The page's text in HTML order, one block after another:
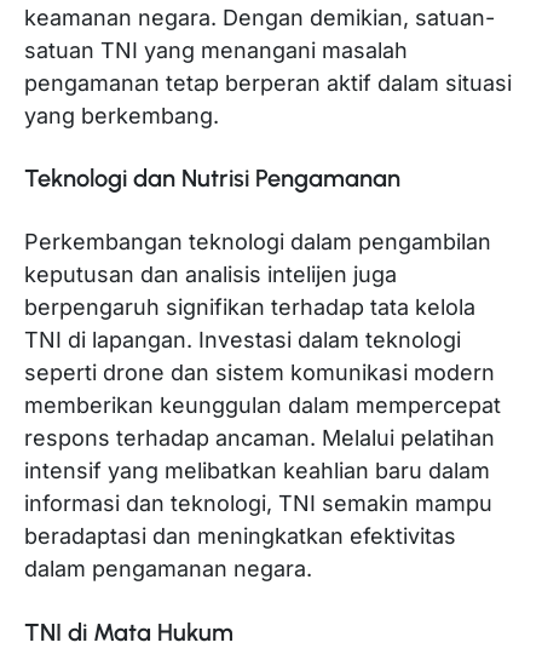
keamanan negara. Dengan demikian, satuan-
satuan TNI yang menangani masalah
pengamanan tetap berperan aktif dalam situasi
yang berkembang.
Teknologi dan Nutrisi Pengamanan
Perkembangan teknologi dalam pengambilan
keputusan dan analisis intelijen juga
berpengaruh signifikan terhadap tata kelola
TNI di lapangan. Investasi dalam teknologi
seperti drone dan sistem komunikasi modern
memberikan keunggulan dalam mempercepat
respons terhadap ancaman. Melalui pelatihan
intensif yang melibatkan keahlian baru dalam
informasi dan teknologi, TNI semakin mampu
beradaptasi dan meningkatkan efektivitas
dalam pengamanan negara.
TNI di Mata Hukum